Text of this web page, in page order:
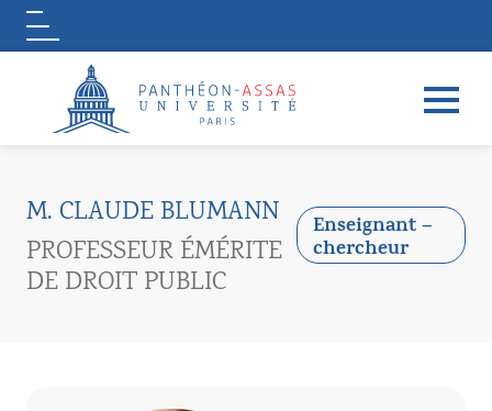
Logo
M. CLAUDE BLUMANN
PROFESSEUR ÉMÉRITE
DE DROIT PUBLIC
Enseignant –
chercheur